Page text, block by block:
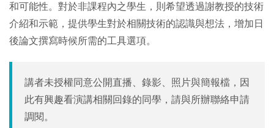
和可能性。對於非課程內之學生，則希望透過謝教授的技術
介紹和示範，提供學生對於相關技術的認識與想法，增加日
後論文撰寫時候所需的工具選項。
講者未授權同意公開直播、錄影、照片與簡報檔，因
此有興趣看演講相關回錄的同學，請與所辦聯絡申請
調閱。